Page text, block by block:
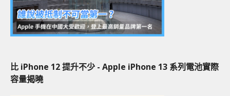
比 iPhone 12 提升不少 - Apple iPhone 13 系列電池實際
容量揭曉